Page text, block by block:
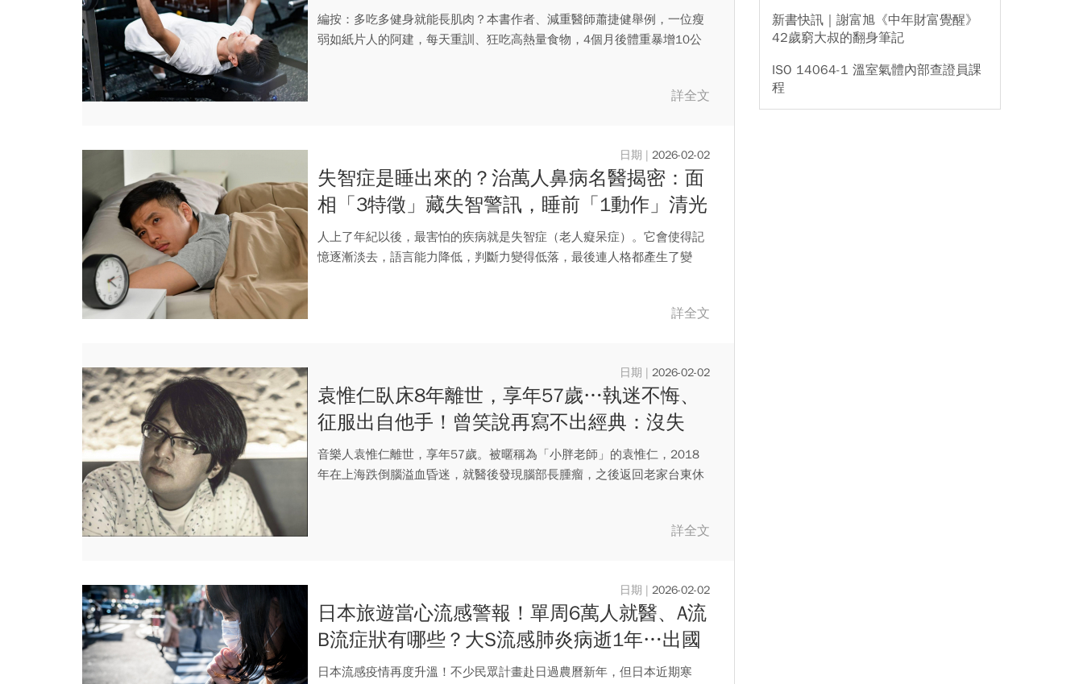
增肌秘訣
編按：多吃多健身就能長肌肉？本書作者、減重醫師蕭捷健舉例，一位瘦
弱如紙片人的阿建，每天重訓、狂吃高熱量食物，4個月後體重暴增10公
詳全文
2026-02-02
失智症是睡出來的？治萬人鼻病名醫揭密：面
相「3特徵」藏失智警訊，睡前「1動作」清光
大腦毒蛋白
人上了年紀以後，最害怕的疾病就是失智症（老人癡呆症）。它會使得記
憶逐漸淡去，語言能力降低，判斷力變得低落，最後連人格都產生了變
詳全文
2026-02-02
袁惟仁臥床8年離世，享年57歲…執迷不悔、
征服出自他手！曾笑說再寫不出經典：沒失
落，而是收入減少
音樂人袁惟仁離世，享年57歲。被暱稱為「小胖老師」的袁惟仁，2018
年在上海跌倒腦溢血昏迷，就醫後發現腦部長腫瘤，之後返回老家台東休
詳全文
2026-02-02
日本旅遊當心流感警報！單周6萬人就醫、A流
B流症狀有哪些？大S流感肺炎病逝1年…出國
必做3件事
日本流感疫情再度升溫！不少民眾計畫赴日過農曆新年，但日本近期寒
新書快訊｜謝富旭《中年財富覺醒》
42歲窮大叔的翻身筆記
ISO 14064-1 溫室氣體內部查證員課
程